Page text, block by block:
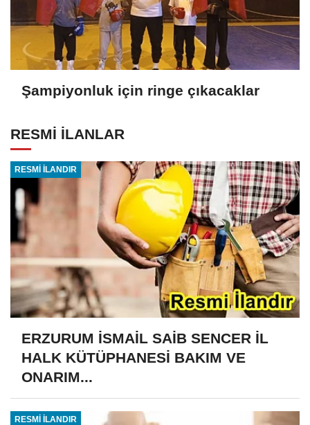
Şampiyonluk için ringe çıkacaklar
RESMİ İLANLAR
RESMİ İLANDIR
ERZURUM İSMAİL SAİB SENCER İL
HALK KÜTÜPHANESİ BAKIM VE
ONARIM...
RESMİ İLANDIR